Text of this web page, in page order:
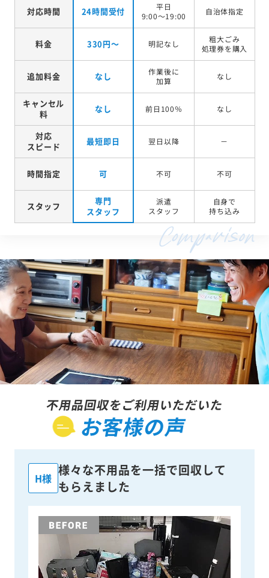
対応時間 24時間受付
平日
9:00～19:00
自治体指定
料金 330円～ 明記なし
粗大ごみ
処理券を購入
追加料金 なし
作業後に
加算
なし
キャンセル
料
なし 前日100％ なし
対応
スピード
最短即日 翌日以降 －
時間指定 可 不可 不可
スタッフ
専門
スタッフ
派遣
スタッフ
自身で
持ち込み
不用品回収をご利用いただいた
お客様の声
H様
様々な不用品を一括で回収して
もらえました